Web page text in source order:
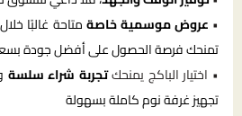
• عروض موسمية خاصةمتاحة غالبًا
تمنحك فرصة الحصول على أفضل جودة
• اختيار الباكج يمنحكتجربة شراء سلسة
تجهيز غرفة نوم كاملة بسهولة